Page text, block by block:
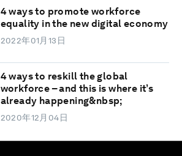
4 ways to promote workforce
equality in the new digital economy
2022年01月13日
4 ways to reskill the global
workforce – and this is where it’s
already happening&nbsp;
2020年12月04日